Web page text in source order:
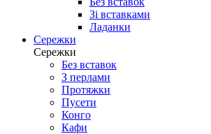
Зі вставками
Ладанки
Сережки
Сережки
Без вставок
З перлами
Протяжки
Пусети
Конго
Кафи